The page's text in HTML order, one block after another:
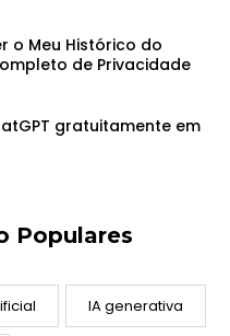
o Meu Histórico do
de Privacidade
gratuitamente em
Populares
IA generativa